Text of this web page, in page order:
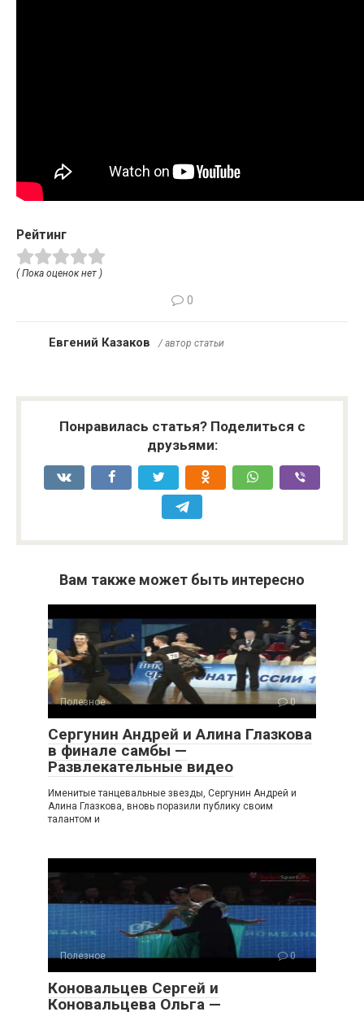
Рейтинг
( Пока оценок нет )
0
Евгений Казаков / автор статьи
Понравилась статья? Поделиться с
друзьями:
Вам также может быть интересно
Полезное 0
Сергунин Андрей и Алина Глазкова
в финале самбы —
Развлекательные видео
Именитые танцевальные звезды, Сергунин Андрей и
Алина Глазкова, вновь поразили публику своим
талантом и
Полезное 0
Коновальцев Сергей и
Коновальцева Ольга —